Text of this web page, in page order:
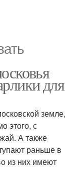
для
земле,
этого, с
А также
раньше в
из них имеют